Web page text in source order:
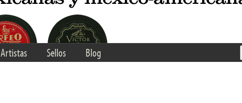
Artistas Sellos Blog